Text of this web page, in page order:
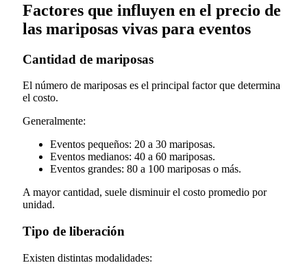
Factores que influyen en el precio de
las mariposas vivas para eventos
Cantidad de mariposas
El número de mariposas es el principal factor que determina
el costo.
Generalmente:
Eventos pequeños: 20 a 30 mariposas.
Eventos medianos: 40 a 60 mariposas.
Eventos grandes: 80 a 100 mariposas o más.
A mayor cantidad, suele disminuir el costo promedio por
unidad.
Tipo de liberación
Existen distintas modalidades: